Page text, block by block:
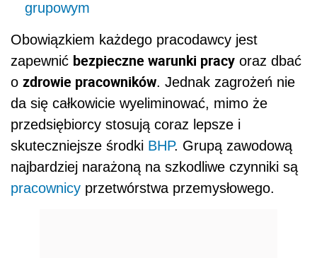
grupowym
Obowiązkiem każdego pracodawcy jest
zapewnić bezpieczne warunki pracy oraz dbać
o zdrowie pracowników. Jednak zagrożeń nie
da się całkowicie wyeliminować, mimo że
przedsiębiorcy stosują coraz lepsze i
skuteczniejsze środki BHP. Grupą zawodową
najbardziej narażoną na szkodliwe czynniki są
pracownicy przetwórstwa przemysłowego.